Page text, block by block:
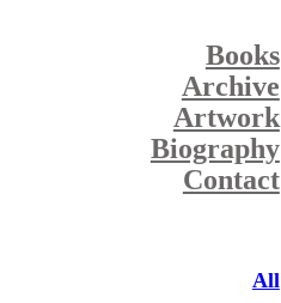
Books
Archive
Artwork
Biography
Contact
All